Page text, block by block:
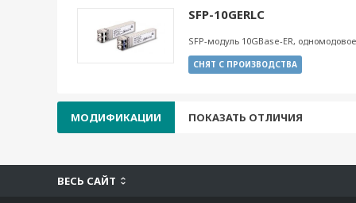
SFP-10GERLC
SFP-модуль 10GBase-ER,
СНЯТ С ПРОИЗВОДСТВА
МОДИФИКАЦИИ ПОКАЗАТЬ ОТЛИЧИЯ
ВЕСЬ САЙТ